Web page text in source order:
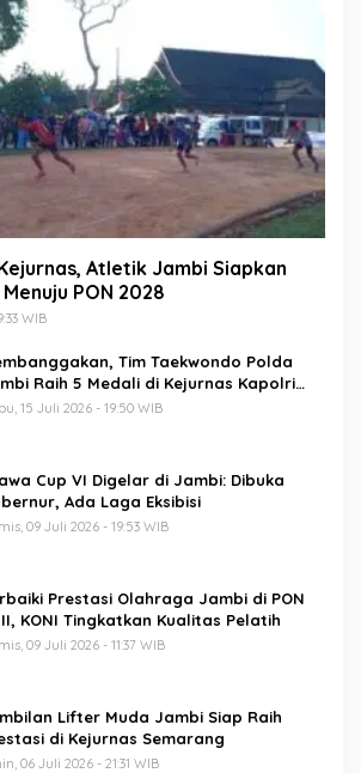
Atletik Jambi Siapkan
PON 2028
WIB
Tim Taekwondo Polda
Raih 5 Medali di Kejurnas Kapolri
715 Juli 2026 - 19:50 WIB
Cup VI Digelar di Jambi: Dibuka
Ada Laga Eksibisi
09 Juli 2026 - 19:53 WIB
Prestasi Olahraga Jambi di PON
KONI Tingkatkan Kualitas Pelatih
09 Juli 2026 - 11:37 WIB
Lifter Muda Jambi Siap Raih
di Kejurnas Semarang
06 Juli 2026 - 21:31 WIB